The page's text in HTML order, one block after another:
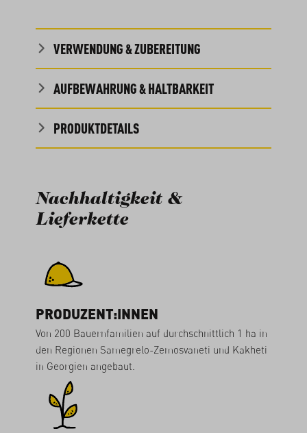
VERWENDUNG & ZUBEREITUNG
AUFBEWAHRUNG & HALTBARKEIT
PRODUKTDETAILS
Nachhaltigkeit &
Lieferkette
PRODUZENT:INNEN
Von 200 Bauernfamilien auf durchschnittlich 1 ha in
den Regionen Samegrelo-Zemosvaneti und Kakheti
in Georgien angebaut.